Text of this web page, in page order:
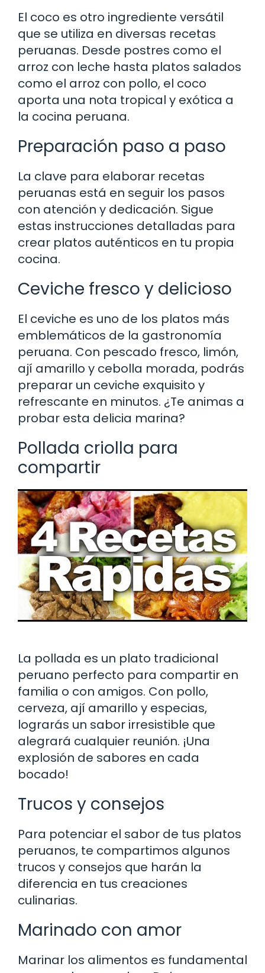
El coco es otro ingrediente versátil
que se utiliza en diversas recetas
peruanas. Desde postres como el
arroz con leche hasta platos salados
como el arroz con pollo, el coco
aporta una nota tropical y exótica a
la cocina peruana.
Preparación paso a paso
La clave para elaborar recetas
peruanas está en seguir los pasos
con atención y dedicación. Sigue
estas instrucciones detalladas para
crear platos auténticos en tu propia
cocina.
Ceviche fresco y delicioso
El ceviche es uno de los platos más
emblemáticos de la gastronomía
peruana. Con pescado fresco, limón,
ají amarillo y cebolla morada, podrás
preparar un ceviche exquisito y
refrescante en minutos. ¿Te animas a
probar esta delicia marina?
Pollada criolla para
compartir
La pollada es un plato tradicional
peruano perfecto para compartir en
familia o con amigos. Con pollo,
cerveza, ají amarillo y especias,
lograrás un sabor irresistible que
alegrará cualquier reunión. ¡Una
explosión de sabores en cada
bocado!
Trucos y consejos
Para potenciar el sabor de tus platos
peruanos, te compartimos algunos
trucos y consejos que harán la
diferencia en tus creaciones
culinarias.
Marinado con amor
Marinar los alimentos es fundamental